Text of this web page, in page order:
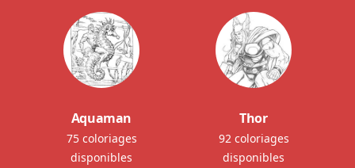
Aquaman
75 coloriages
disponibles
Thor
92 coloriages
disponibles